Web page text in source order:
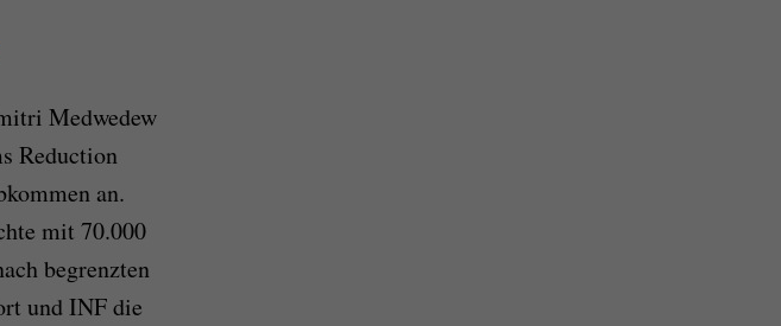
Medwedew
Reduction
an.
mit 70.000
begrenzten
und INF die